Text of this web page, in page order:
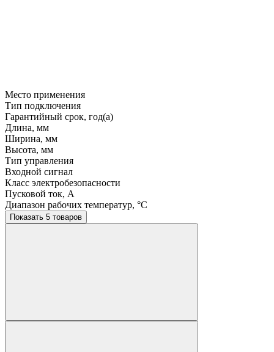
Место применения
Тип подключения
Гарантийный срок, год(а)
Длина, мм
Ширина, мм
Высота, мм
Тип управления
Входной сигнал
Класс электробезопасности
Пусковой ток, A
Диапазон рабочих температур, °C
Показать 5 товаров